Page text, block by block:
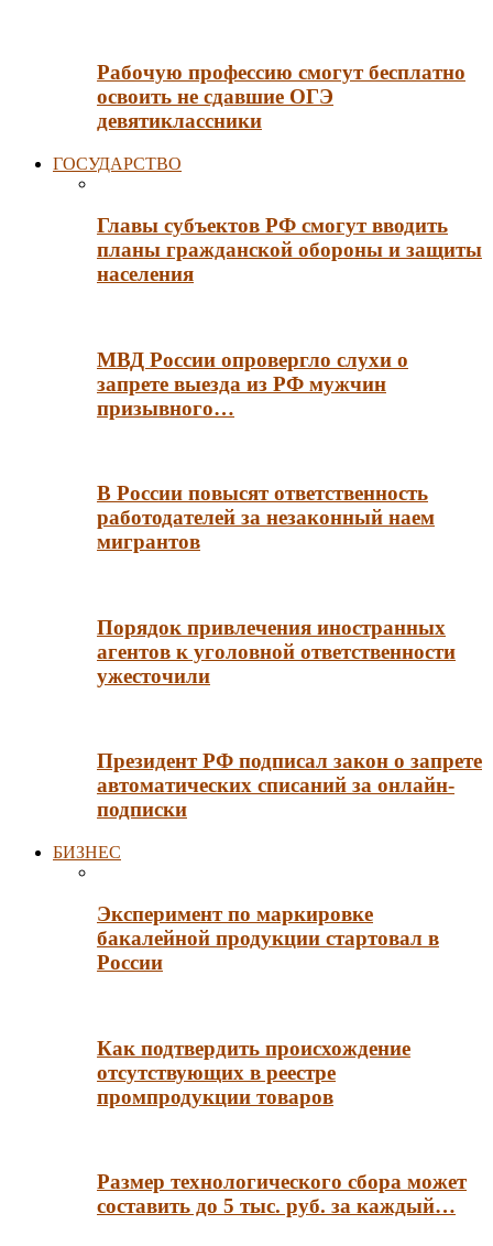
Рабочую профессию смогут бесплатно
освоить не сдавшие ОГЭ
девятиклассники
ГОСУДАРСТВО
Главы субъектов РФ смогут вводить
планы гражданской обороны и защиты
населения
МВД России опровергло слухи о
запрете выезда из РФ мужчин
призывного…
В России повысят ответственность
работодателей за незаконный наем
мигрантов
Порядок привлечения иностранных
агентов к уголовной ответственности
ужесточили
Президент РФ подписал закон о запрете
автоматических списаний за онлайн-
подписки
БИЗНЕС
Эксперимент по маркировке
бакалейной продукции стартовал в
России
Как подтвердить происхождение
отсутствующих в реестре
промпродукции товаров
Размер технологического сбора может
составить до 5 тыс. руб. за каждый…